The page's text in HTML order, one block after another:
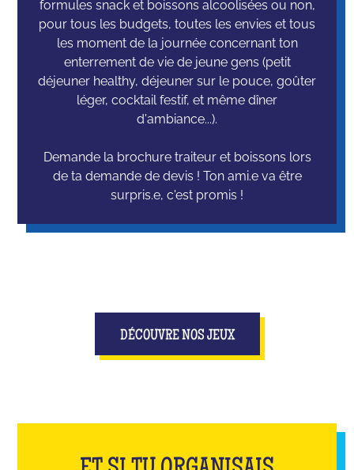
formules snack et boissons alcoolisées ou non,
pour tous les budgets, toutes les envies et tous
les moment de la journée concernant ton
enterrement de vie de jeune gens (petit
déjeuner healthy, déjeuner sur le pouce, goûter
léger, cocktail festif, et même dîner
d'ambiance...).
Demande la brochure traiteur et boissons lors
de ta demande de devis ! Ton ami.e va être
surpris.e, c'est promis !
DÉCOUVRE NOS JEUX